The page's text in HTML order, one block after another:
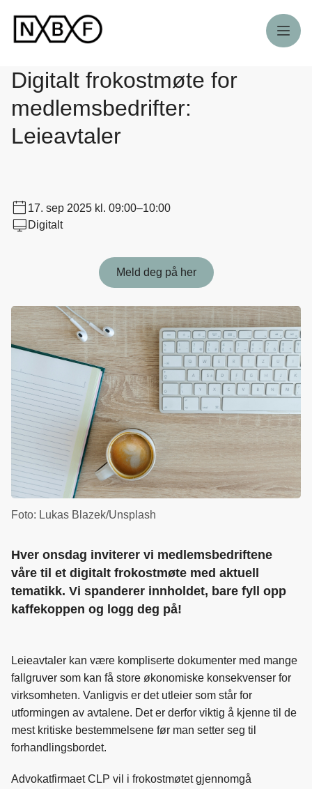
Meny
Digitalt frokostmøte for
medlemsbedrifter:
Leieavtaler
17. sep 2025 kl. 09:00–10:00
Digitalt
Meld deg på her
Foto: Lukas Blazek/Unsplash
Hver onsdag inviterer vi medlemsbedriftene
våre til et digitalt frokostmøte med aktuell
tematikk. Vi spanderer innholdet, bare fyll opp
kaffekoppen og logg deg på!
Leieavtaler kan være kompliserte dokumenter med mange
fallgruver som kan få store økonomiske konsekvenser for
virksomheten. Vanligvis er det utleier som står for
utformingen av avtalene. Det er derfor viktig å kjenne til de
mest kritiske bestemmelsene før man setter seg til
forhandlingsbordet.
Advokatfirmaet CLP vil i frokostmøtet gjennomgå